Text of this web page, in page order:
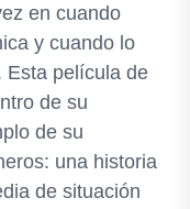
en cuando
y cuando lo
Esta película de
de su
de su
una historia
de situación